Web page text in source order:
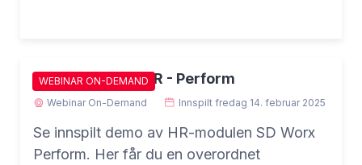
WEBINAR ON-DEMAND
Demo SD Worx HR - Perform
Webinar On-Demand Innspilt fredag 14. februar 2025
Se innspilt demo av HR-modulen SD Worx
Perform. Her får du en overordnet